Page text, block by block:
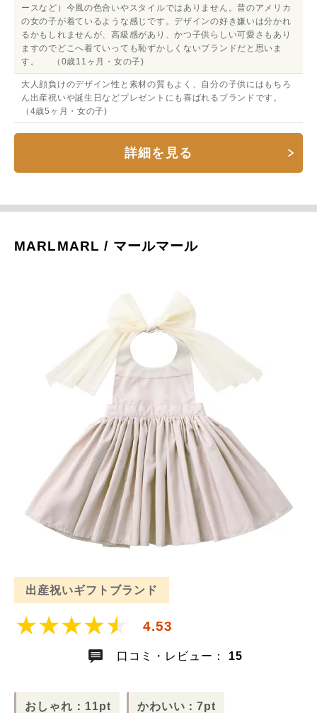
ースなど）今風の色合いやスタイルではありません。昔のアメリカ
の女の子が着ているような感じです。デザインの好き嫌いは分かれ
るかもしれませんが、高級感があり、かつ子供らしい可愛さもあり
ますのでどこへ着ていっても恥ずかしくないブランドだと思いま
す。 （0歳11ヶ月・女の子)
大人顔負けのデザイン性と素材の質もよく、自分の子供にはもちろ
ん出産祝いや誕生日などプレゼントにも喜ばれるブランドです。
（4歳5ヶ月・女の子)
詳細を見る
MARLMARL / マールマール
出産祝いギフトブランド
4.53
口コミ・レビュー： 15
おしゃれ：11pt かわいい：7pt